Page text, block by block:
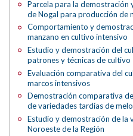
Parcela para la demostración
de Nogal para producción de
Comportamiento y
manzano en cultivo intensivo
Estudio y demostración del
patrones y técnicas de cultivo
Evaluación comparativa del
marcos intensivos
Demostración comparativa
de variedades tardías de
Estudio y demostración de la
Noroeste de la Región